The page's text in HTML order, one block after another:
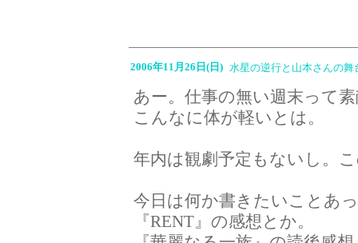
2006年11月26日(日) 水星の逆行と山本さんの舞
あー。仕事の無い週末って
こんなに体が軽いとは。
年内は観劇予定もないし。
今日は何か書きたいことあ
『RENT』の感想とか。